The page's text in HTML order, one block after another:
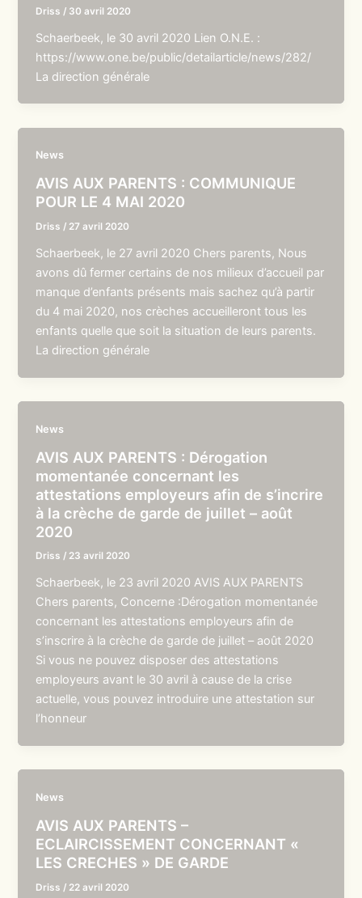
Driss / 30 avril 2020
Schaerbeek, le 30 avril 2020 Lien O.N.E. :
https://www.one.be/public/detailarticle/news/282/
La direction générale
News
AVIS AUX PARENTS : COMMUNIQUE
POUR LE 4 MAI 2020
Driss / 27 avril 2020
Schaerbeek, le 27 avril 2020 Chers parents, Nous
avons dû fermer certains de nos milieux d’accueil par
manque d’enfants présents mais sachez qu’à partir
du 4 mai 2020, nos crèches accueilleront tous les
enfants quelle que soit la situation de leurs parents.
La direction générale
News
AVIS AUX PARENTS : Dérogation
momentanée concernant les
attestations employeurs afin de s’incrire
à la crèche de garde de juillet – août
2020
Driss / 23 avril 2020
Schaerbeek, le 23 avril 2020 AVIS AUX PARENTS
Chers parents, Concerne :Dérogation momentanée
concernant les attestations employeurs afin de
s’inscrire à la crèche de garde de juillet – août 2020
Si vous ne pouvez disposer des attestations
employeurs avant le 30 avril à cause de la crise
actuelle, vous pouvez introduire une attestation sur
l’honneur
News
AVIS AUX PARENTS –
ECLAIRCISSEMENT CONCERNANT «
LES CRECHES » DE GARDE
Driss / 22 avril 2020